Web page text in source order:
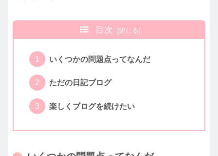
目次
いくつかの問題点ってなんだ
ただの日記ブログ
楽しくブログを続けたい